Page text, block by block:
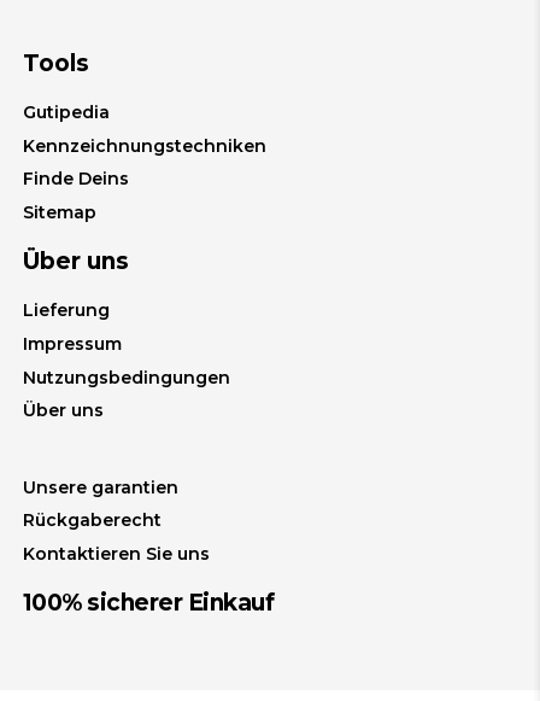
Tools
Gutipedia
Kennzeichnungstechniken
Finde Deins
Sitemap
Über uns
Lieferung
Impressum
Nutzungsbedingungen
Über uns
Unsere garantien
Rückgaberecht
Kontaktieren Sie uns
100% sicherer Einkauf